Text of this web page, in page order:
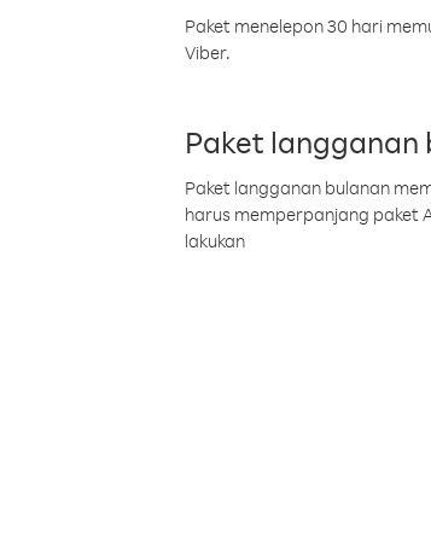
Paket menelepon 30 hari
Viber.
Paket langganan
Paket langganan bulanan
harus memperpanjang paket
lakukan